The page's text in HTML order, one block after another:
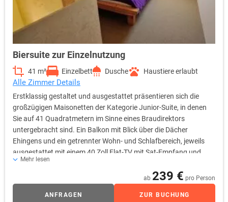
Biersuite zur Einzelnutzung
41 m² Einzelbett Dusche Haustiere erlaubt
Alle Zimmer Details
Erstklassig gestaltet und ausgestattet präsentieren sich die
großzügigen Maisonetten der Kategorie Junior-Suite, in denen
Sie auf 41 Quadratmetern im Sinne eines Braudirektors
untergebracht sind. Ein Balkon mit Blick über die Dächer
Ehingens und ein getrennter Wohn- und Schlafbereich, jeweils
ausgestattet mit einem 40 Zoll Flat-TV mit Sat-Empfang und
Sky-free-to-Guest, sind die Highlights dieser Premium-Kategorie.
Selbstverständlich stehen Ihnen in den Junior-Suiten ebenfalls
sämtliche Annehmlichkeiten und Ausstattungsdetails der
Kategorien Komfort bzw. Komfort Plus zur Verfügung. Auf
Mehr lesen
ab 239 € pro Person
ANFRAGEN ZUR BUCHUNG